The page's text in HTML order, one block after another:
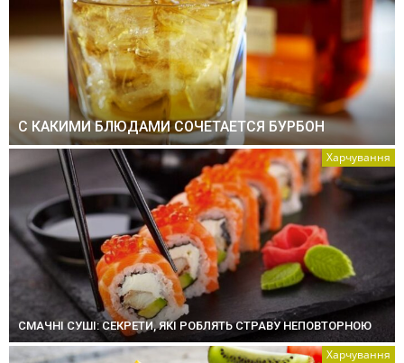
С КАКИМИ БЛЮДАМИ СОЧЕТАЕТСЯ БУРБОН
Харчування
СМАЧНІ СУШІ: СЕКРЕТИ, ЯКІ РОБЛЯТЬ СТРАВУ НЕПОВТОРНОЮ
Харчування